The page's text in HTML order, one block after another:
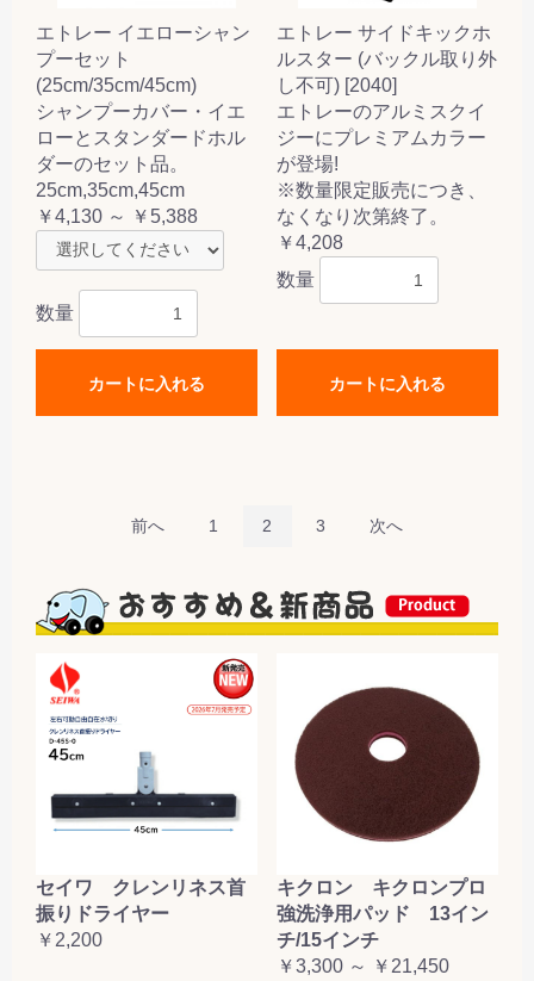
エトレー イエローシャン
プーセット
(25cm/35cm/45cm)
シャンプーカバー・イエ
ローとスタンダードホル
ダーのセット品。
25cm,35cm,45cm
￥4,130 ～ ￥5,388
数量
カートに入れる
エトレー サイドキックホ
ルスター (バックル取り外
し不可) [2040]
エトレーのアルミスクイ
ジーにプレミアムカラー
が登場!
※数量限定販売につき、
なくなり次第終了。
￥4,208
数量
カートに入れる
前へ 1 2 3 次へ
セイワ クレンリネス首
振りドライヤー
￥2,200
キクロン キクロンプロ
強洗浄用パッド 13イン
チ/15インチ
￥3,300 ～ ￥21,450